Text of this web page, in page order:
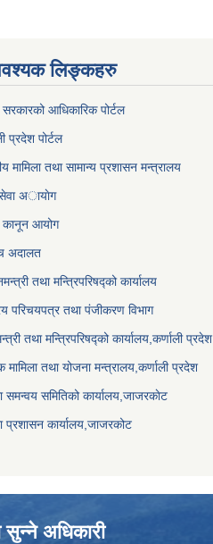
लिङ्कहरु
आधिकारिक पोर्टल
प्रदेश पोर्टल
मामिला तथा सामान्य प्रशासन मन्त्रालय
अायाेग
कानून आयोग
अदालत
तथा मन्त्रिपरिषद्को कार्यालय
परिचयपत्र तथा पंजीकरण विभाग
तथा मन्त्रिपरिषद्को कार्यालय,कर्णाली प्रदेश
मामिला तथा योजना मन्त्रालय,कर्णाली प्रदेश
समन्वय समितिको कार्यालय,जाजरकाेट
प्रशासन कार्यालय,जाजरकोट
सुन्ने अधिकारी